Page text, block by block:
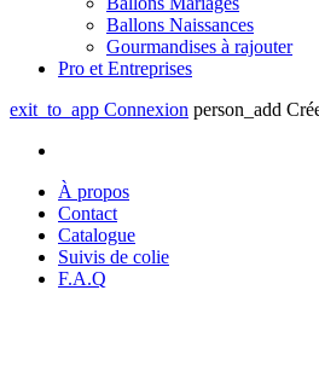
Ballons Naissances
Gourmandises à rajouter
Pro et Entreprises
exit_to_app Connexion person_add
À propos
Contact
Catalogue
Suivis de colie
F.A.Q